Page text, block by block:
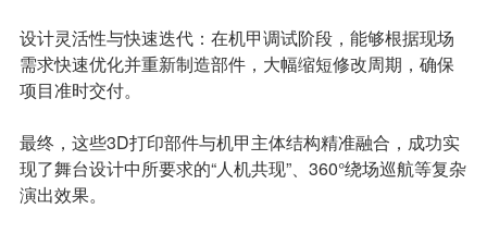
设计灵活性与快速迭代：在机甲调试阶段，能够根据现场
需求快速优化并重新制造部件，大幅缩短修改周期，确保
项目准时交付。
最终，这些3D打印部件与机甲主体结构精准融合，成功实
现了舞台设计中所要求的“人机共现”、360°绕场巡航等复杂
演出效果。